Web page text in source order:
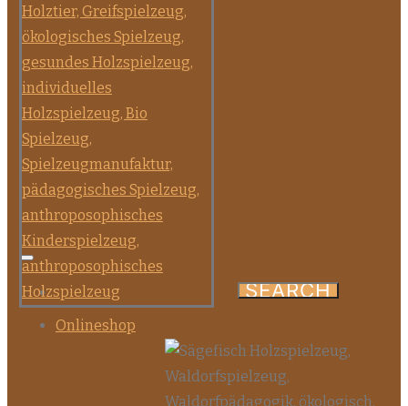
Onlineshop